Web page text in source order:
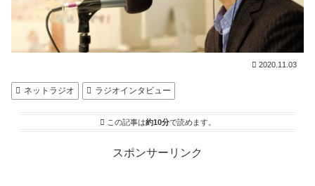
2020.11.03
ネットラジオ ラジオインタビュー
この記事は約10分で読めます。
スポンサーリンク